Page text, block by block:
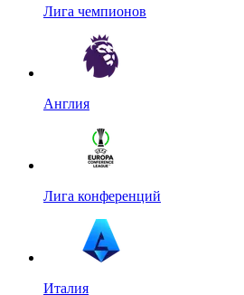
Лига чемпионов
Англия
Лига конференций
Италия